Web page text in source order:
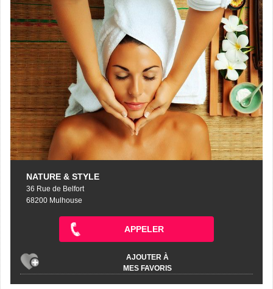
NATURE & STYLE
36 Rue de Belfort
68200 Mulhouse
APPELER
AJOUTER À
MES FAVORIS